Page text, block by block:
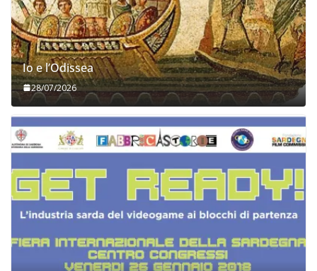
Io e l’Odissea
28/07/2026